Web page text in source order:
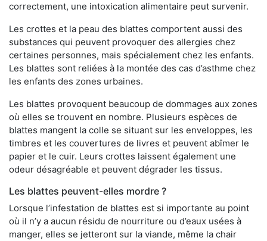
correctement, une intoxication alimentaire peut survenir.
Les crottes et la peau des blattes comportent aussi des
substances qui peuvent provoquer des allergies chez
certaines personnes, mais spécialement chez les enfants.
Les blattes sont reliées à la montée des cas d’asthme chez
les enfants des zones urbaines.
Les blattes provoquent beaucoup de dommages aux zones
où elles se trouvent en nombre. Plusieurs espèces de
blattes mangent la colle se situant sur les enveloppes, les
timbres et les couvertures de livres et peuvent abîmer le
papier et le cuir. Leurs crottes laissent également une
odeur désagréable et peuvent dégrader les tissus.
Les blattes peuvent-elles mordre ?
Lorsque l’infestation de blattes est si importante au point
où il n’y a aucun résidu de nourriture ou d’eaux usées à
manger, elles se jetteront sur la viande, même la chair